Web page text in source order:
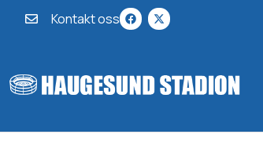
Kontakt oss